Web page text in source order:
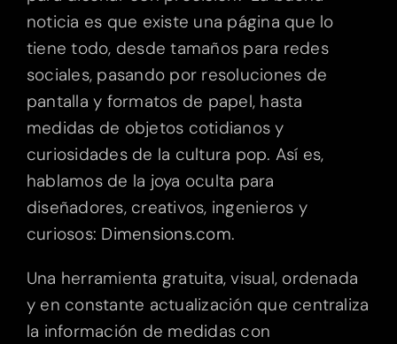
noticia es que existe una página que lo
tiene todo, desde tamaños para redes
sociales, pasando por resoluciones de
pantalla y formatos de papel, hasta
medidas de objetos cotidianos y
curiosidades de la cultura pop. Así es,
hablamos de la joya oculta para
diseñadores, creativos, ingenieros y
curiosos: Dimensions.com.
Una herramienta gratuita, visual, ordenada
y en constante actualización que centraliza
la información de medidas con